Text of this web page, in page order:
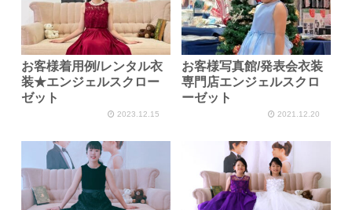
お客様着用例/レンタル衣
装★エンジェルスクロー
ゼット
2023.12.15
お客様写真館/発表会衣装
専門店エンジェルスクロ
ーゼット
2021.12.20